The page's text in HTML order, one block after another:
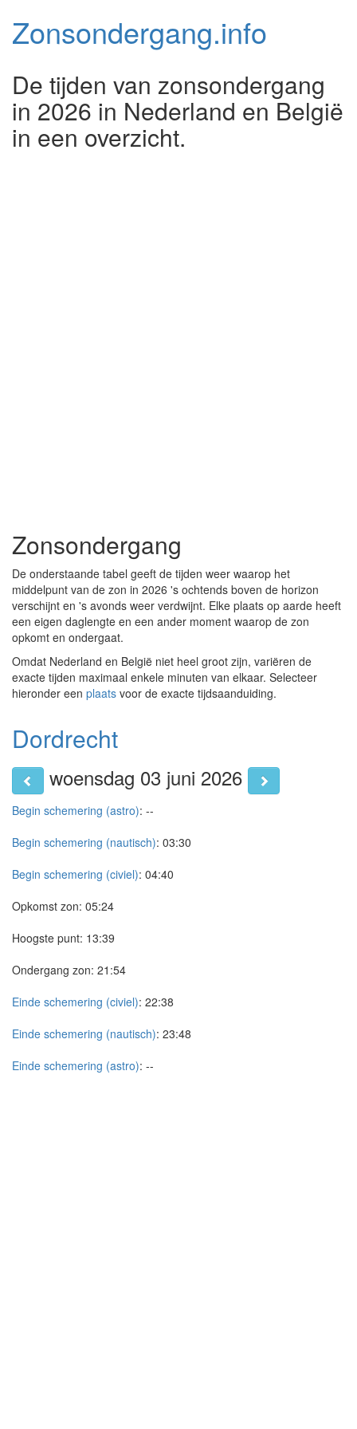
Zonsondergang.info
De tijden van zonsondergang
in 2026 in Nederland en België
in een overzicht.
Zonsondergang
De onderstaande tabel geeft de tijden weer waarop het
middelpunt van de zon in 2026 's ochtends boven de horizon
verschijnt en 's avonds weer verdwijnt. Elke plaats op aarde heeft
een eigen daglengte en een ander moment waarop de zon
opkomt en ondergaat.
Omdat Nederland en België niet heel groot zijn, variëren de
exacte tijden maximaal enkele minuten van elkaar. Selecteer
hieronder een plaats voor de exacte tijdsaanduiding.
Dordrecht
woensdag 03 juni 2026
Begin schemering (astro): --
Begin schemering (nautisch): 03:30
Begin schemering (civiel): 04:40
Opkomst zon: 05:24
Hoogste punt: 13:39
Ondergang zon: 21:54
Einde schemering (civiel): 22:38
Einde schemering (nautisch): 23:48
Einde schemering (astro): --